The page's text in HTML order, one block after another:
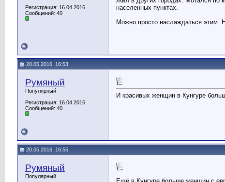
Регистрация: 16.04.2016
Сообщений: 40
населенных пунктах.
Можно просто наслаждаться этим.
20.05.2016, 16:53
Румяный
Популярный
Регистрация: 16.04.2016
Сообщений: 40
И красивых женщин в Кунгуре
20.05.2016, 16:55
Румяный
Популярный